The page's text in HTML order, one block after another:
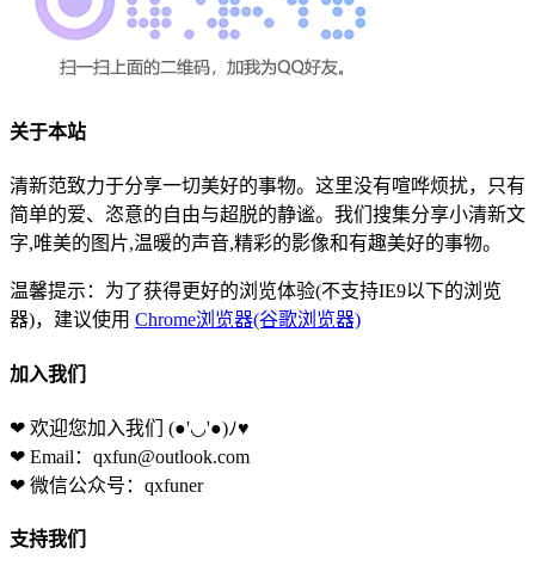
关于本站
清新范致力于分享一切美好的事物。这里没有喧哗烦扰，只有
简单的爱、恣意的自由与超脱的静谧。我们搜集分享小清新文
字,唯美的图片,温暖的声音,精彩的影像和有趣美好的事物。
温馨提示：为了获得更好的浏览体验(不支持IE9以下的浏览
器)，建议使用 Chrome浏览器(谷歌浏览器)
加入我们
❤ 欢迎您加入我们 (●'◡'●)ﾉ♥
❤ Email：qxfun@outlook.com
❤ 微信公众号：qxfuner
支持我们